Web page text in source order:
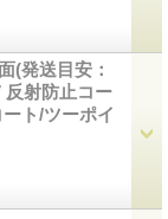
(発送目安：
反射防止コー
ト/ツーポイ